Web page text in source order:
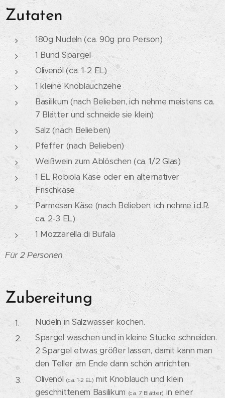
Zutaten
180g Nudeln (ca. 90g pro Person)
1 Bund Spargel
Olivenöl (ca. 1-2 EL)
1 kleine Knoblauchzehe
Basilikum (nach Belieben, ich nehme meistens ca.
7 Blätter und schneide sie klein)
Salz (nach Belieben)
Pfeffer (nach Belieben)
Weißwein zum Ablöschen (ca. 1/2 Glas)
1 EL Robiola Käse oder ein alternativer
Frischkäse
Parmesan Käse (nach Belieben, ich nehme i.d.R.
ca. 2-3 EL)
1 Mozzarella di Bufala
Für 2 Personen
Zubereitung
Nudeln in Salzwasser kochen.
Spargel waschen und in kleine Stücke schneiden.
2 Spargel etwas größer lassen, damit kann man
den Teller am Ende dann schön anrichten.
Olivenöl (ca. 1-2 EL) mit Knoblauch und klein
geschnittenem Basilikum (ca. 7 Blätter) in einer